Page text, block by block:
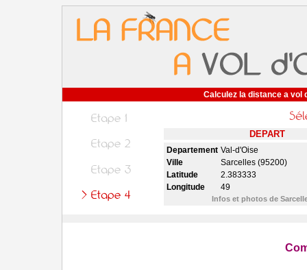
Calculez la distance a vol
DEPART
Departement Val-d'Oise
Ville
Sarcelles (95200)
Latitude
2.383333
Longitude
49
Infos et photos de